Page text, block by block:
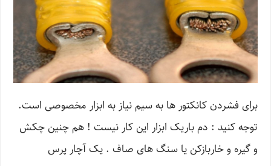
برای فشردن کانکتور ها به سیم نیاز به ابزار مخصوصی است.
توجه کنید : دم باریک ابزار این کار نیست ! هم چنین چکش
و گیره و خاربازکن یا سنگ های صاف . یک آچار پرس